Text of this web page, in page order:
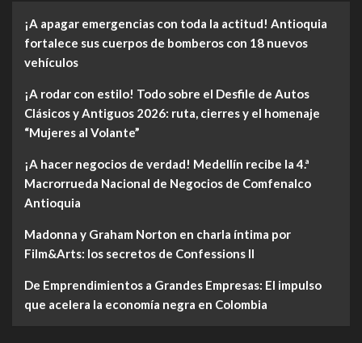
¡A apagar emergencias con toda la actitud! Antioquia
fortalece sus cuerpos de bomberos con 18 nuevos
vehículos
¡A rodar con estilo! Todo sobre el Desfile de Autos
Clásicos y Antiguos 2026: ruta, cierres y el homenaje
“Mujeres al Volante”
¡A hacer negocios de verdad! Medellín recibe la 4.ª
Macrorrueda Nacional de Negocios de Comfenalco
Antioquia
Madonna y Graham Norton en charla íntima por
Film&Arts: los secretos de Confessions II
De Emprendimientos a Grandes Empresas: El impulso
que acelera la economía negra en Colombia